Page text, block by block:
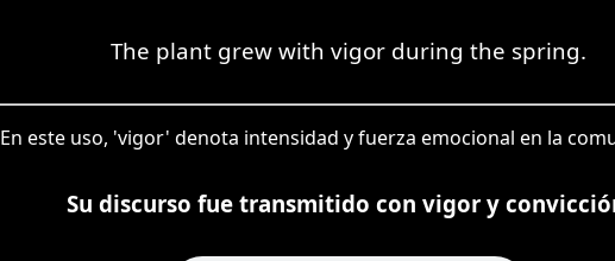
The plant grew with vigor during the spring.
En este uso, 'vigor' denota intensidad y fuerza emocional en la
Su discurso fue transmitido con vigor y